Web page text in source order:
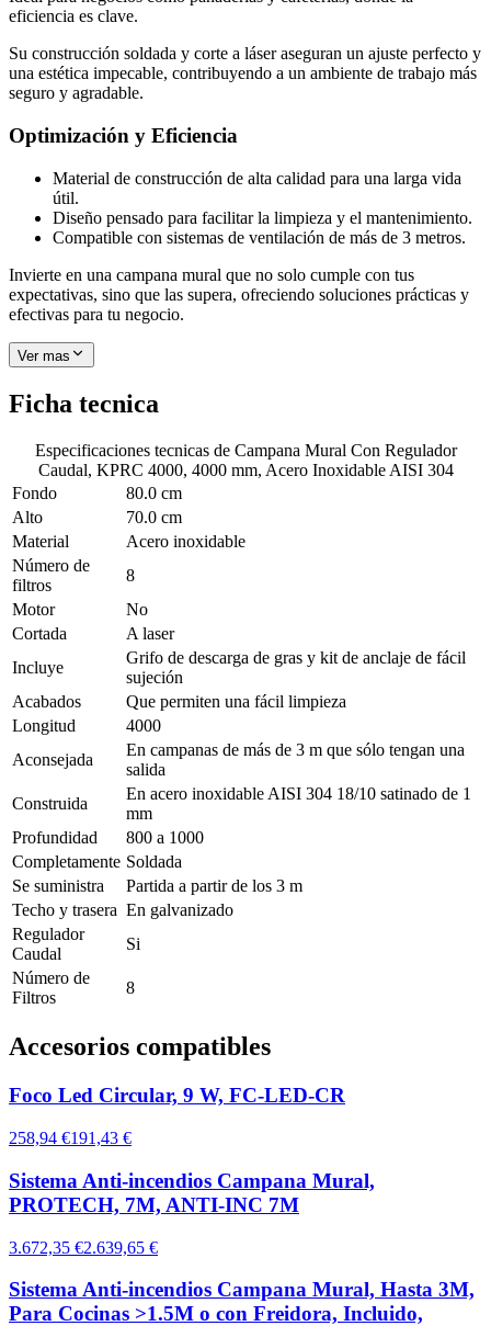
eficiencia es clave.
Su construcción soldada y corte a láser aseguran un ajuste perfecto y
una estética impecable, contribuyendo a un ambiente de trabajo más
seguro y agradable.
Optimización y Eficiencia
Material de construcción de alta calidad para una larga vida
útil.
Diseño pensado para facilitar la limpieza y el mantenimiento.
Compatible con sistemas de ventilación de más de 3 metros.
Invierte en una campana mural que no solo cumple con tus
expectativas, sino que las supera, ofreciendo soluciones prácticas y
efectivas para tu negocio.
Ver mas
Ficha tecnica
Especificaciones tecnicas de Campana Mural Con Regulador
Caudal, KPRC 4000, 4000 mm, Acero Inoxidable AISI 304
Fondo
80.0 cm
Alto
70.0 cm
Material
Acero inoxidable
Número de
filtros
8
Motor
No
Cortada
A laser
Incluye
Grifo de descarga de gras y kit de anclaje de fácil
sujeción
Acabados
Que permiten una fácil limpieza
Longitud
4000
Aconsejada
En campanas de más de 3 m que sólo tengan una
salida
Construida
En acero inoxidable AISI 304 18/10 satinado de 1
mm
Profundidad
800 a 1000
Completamente Soldada
Se suministra
Partida a partir de los 3 m
Techo y trasera En galvanizado
Regulador
Caudal
Si
Número de
Filtros
8
Accesorios compatibles
Foco Led Circular, 9 W, FC-LED-CR
258,94 €191,43 €
Sistema Anti-incendios Campana Mural,
PROTECH, 7M, ANTI-INC 7M
3.672,35 €2.639,65 €
Sistema Anti-incendios Campana Mural, Hasta 3M,
Para Cocinas >1.5M o con Freidora, Incluido,